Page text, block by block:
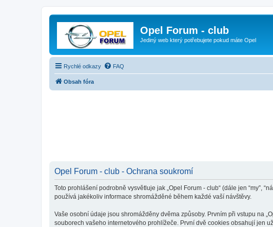
Opel Forum - club
Jediný web který potřebujete pokud máte Opel
Rychlé odkazy FAQ
Obsah fóra
Opel Forum - club - Ochrana soukromí
Toto prohlášení podrobně vysvětluje jak „Opel Forum - club“ (dále jen “my”,
používá jakékoliv informace shromážděné během každé vaší návštěvy.
Vaše osobní údaje jsou shromážděny dvěma způsoby. Prvním při vstupu na
souborech vašeho internetového prohlížeče. První dvě cookies obsahují jen